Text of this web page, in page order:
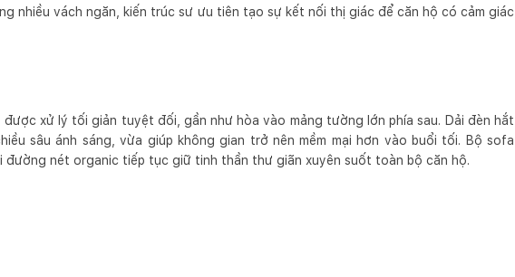
nhiều vách ngăn, kiến trúc sư ưu tiên tạo sự kết nối thị giác để căn hộ có cảm giác
được xử lý tối giản tuyệt đối, gần như hòa vào mảng tường lớn phía sau. Dải đèn hắt
sâu ánh sáng, vừa giúp không gian trở nên mềm mại hơn vào buổi tối. Bộ sofa
đường nét organic tiếp tục giữ tinh thần thư giãn xuyên suốt toàn bộ căn hộ.